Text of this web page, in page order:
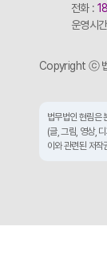
전화 :
운영시
Copyright ⓒ
법무법인 현림은
(글, 그림, 영상,
이와 관련된 저작